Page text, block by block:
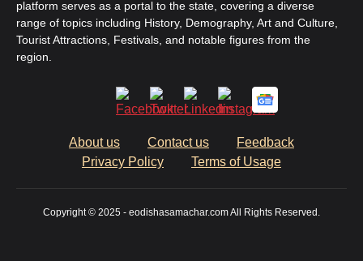
platform serves as a portal to the state, covering a diverse
range of topics including History, Demography, Art and Culture,
Tourist Attractions, Festivals, and notable figures from the
region.
About us Contact us
Feedback
Privacy Policy
Terms of Usage
Copyright © 2025 - eodishasamachar.com All Rights Reserved.